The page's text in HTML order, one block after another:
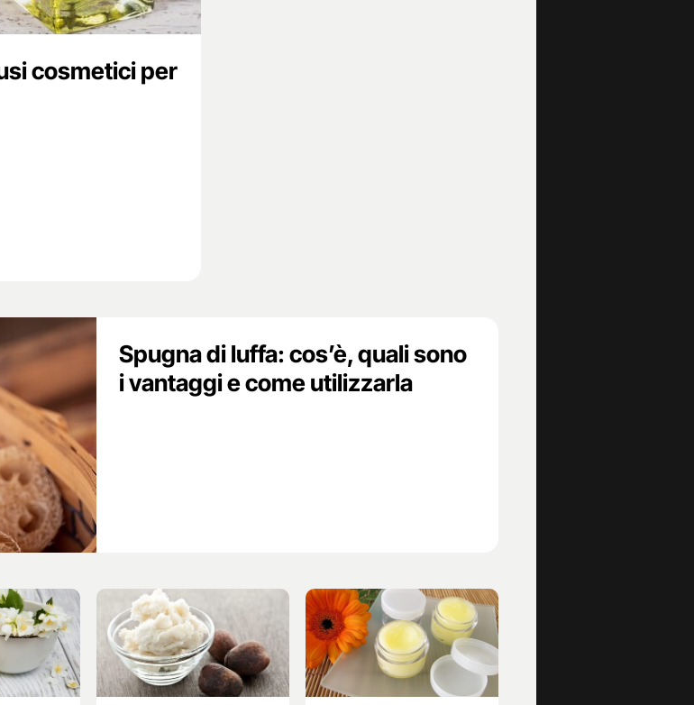
cosmetici per
Spugna di luffa: cos’è, quali sono
i vantaggi e come utilizzarla